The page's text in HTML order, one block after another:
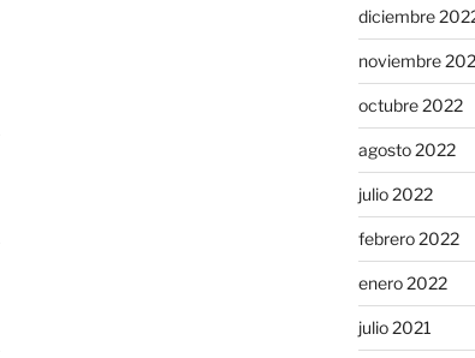
diciembre
noviembre
octubre 2022
agosto 2022
julio 2022
febrero 2022
enero 2022
julio 2021